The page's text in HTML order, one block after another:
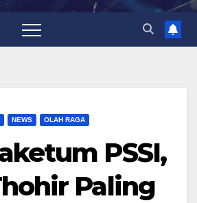
NEWS OLAH RAGA
PSSI,
Paling